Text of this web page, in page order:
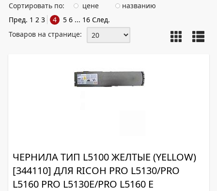
Сортировать по: цене
названию
Пред. 1 2 3 4 5 6 ... 16 След.
Товаров на странице:
ЧЕРНИЛА ТИП L5100 ЖЕЛТЫЕ (YELLOW)
[344110] ДЛЯ RICOH PRO L5130/PRO
L5160 PRO L5130E/PRO L5160 E